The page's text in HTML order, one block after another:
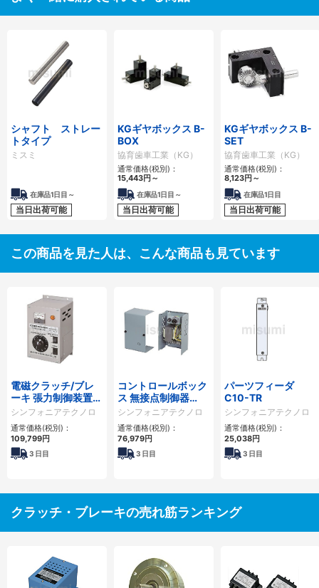
シャフト ストレー
トタイプ
ミスミ
在庫品1日目～
当日出荷可能
KGギヤボックス B-
BOX
協育歯車工業（KG）
通常価格(税別)：
15,443円～
在庫品1日目～
当日出荷可能
KGギヤボックス B-
SET
協育歯車工業（KG）
通常価格(税別)：
8,123円～
在庫品1日目
当日出荷可能
この商品を見た人は、こんな商品も見ています
電磁クラッチ/ブレ
ーキ 張力制御装置
PCM形
シンフォニアテクノロ
ジー
通常価格(税別)：
109,799円
3 日目
コントロールボック
ス 無接点制御器
TMP形
シンフォニアテクノロ
ジー
通常価格(税別)：
76,979円
3 日目
パーツフィーダ
C10-TR
シンフォニアテクノロ
ジー
通常価格(税別)：
25,038円
3 日目
クラッチ・ブレーキの売れ筋ランキング